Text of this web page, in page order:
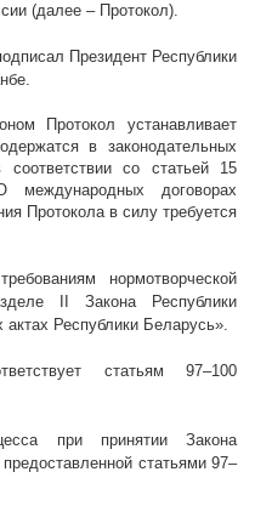
(далее – Протокол).
Президент Республики
Протокол устанавливает
в законодательных
со статьей 15
международных договорах
Протокола в силу требуется
нормотворческой
Закона Республики
Республики Беларусь».
статьям 97–100
при принятии Закона
статьями 97–